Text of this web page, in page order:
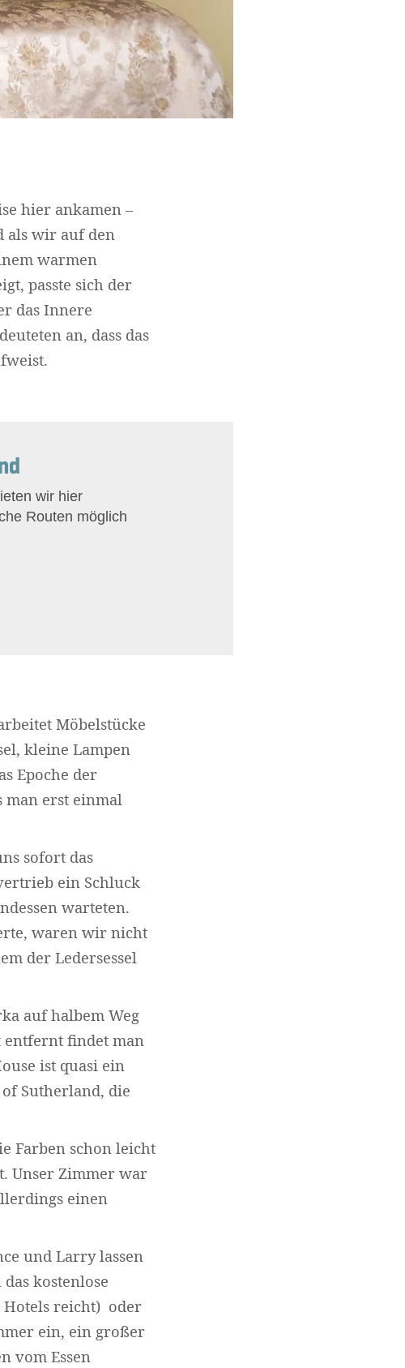
hier ankamen –
als wir auf den
warmen
passte sich der
das Innere
an, dass das
wir hier
Routen möglich
Möbelstücke
kleine Lampen
Epoche der
erst einmal
sofort das
ein Schluck
warteten.
waren wir nicht
der Ledersessel
auf halbem Weg
entfernt findet man
ist quasi ein
Sutherland, die
Farben schon leicht
Unser Zimmer war
einen
und Larry lassen
kostenlose
Hotels reicht) oder
ein, ein großer
vom Essen